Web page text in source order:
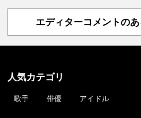
エディターコメントの
人気カテゴリ
歌手 俳優 アイドル